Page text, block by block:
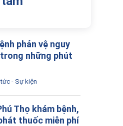
phản vệ nguy
những phút
- Sự kiện
Thọ khám bệnh,
thuốc miễn phí